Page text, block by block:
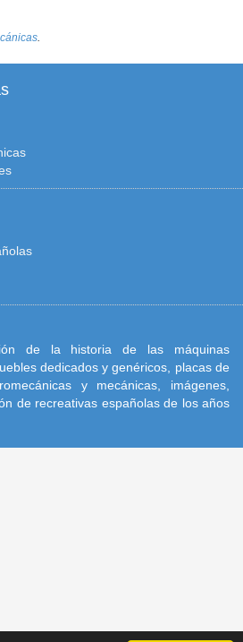
.
de la historia de las máquinas
dedicados y genéricos, placas de
y mecánicas, imágenes,
de recreativas españolas de los años